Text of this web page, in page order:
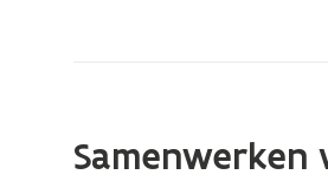
Samenwerken